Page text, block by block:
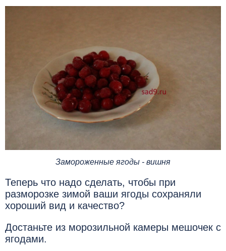
Замороженные ягоды - вишня
Теперь что надо сделать, чтобы при
разморозке зимой ваши ягоды сохраняли
хороший вид и качество?
Достаньте из морозильной камеры мешочек с
ягодами.